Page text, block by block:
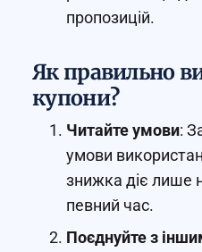
пропозицій.
Як правильно
купони?
Читайте умови:
умови
знижка діє лише
певний час.
Поєднуйте з